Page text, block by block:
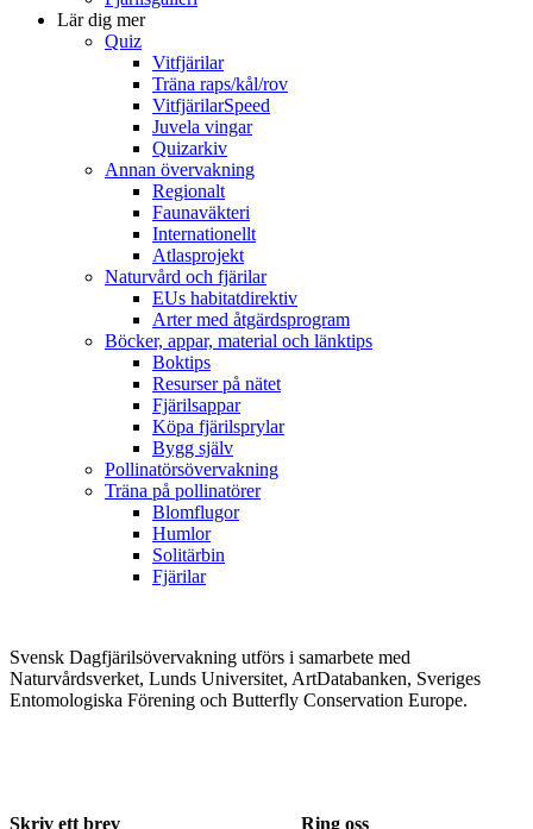
Lär dig mer
Quiz
Vitfjärilar
Träna raps/kål/rov
VitfjärilarSpeed
Juvela vingar
Quizarkiv
Annan övervakning
Regionalt
Faunaväkteri
Internationellt
Atlasprojekt
Naturvård och fjärilar
EUs habitatdirektiv
Arter med åtgärdsprogram
Böcker, appar, material och länktips
Boktips
Resurser på nätet
Fjärilsappar
Köpa fjärilsprylar
Bygg själv
Pollinatörsövervakning
Träna på pollinatörer
Blomflugor
Humlor
Solitärbin
Fjärilar
Svensk Dagfjärilsövervakning utförs i samarbete med
Naturvårdsverket, Lunds Universitet, ArtDatabanken, Sveriges
Entomologiska Förening och Butterfly Conservation Europe.
Skriv ett brev Ring oss